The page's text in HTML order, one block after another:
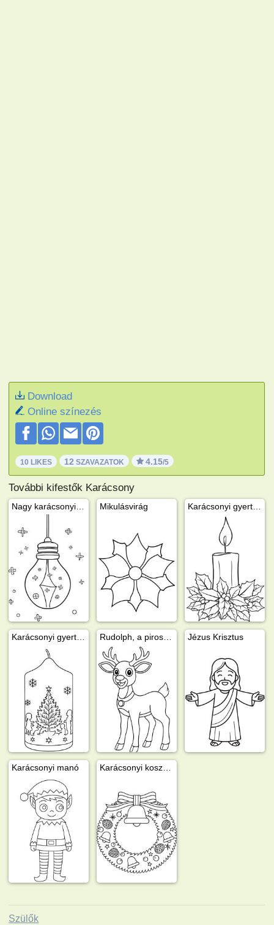
Download
Online színezés
10 LIKES 12 SZAVAZATOK 4.15/5
További kifestők Karácsony
Mikulásvirág
Jézus Krisztus
Karácsonyi manó
Szülők